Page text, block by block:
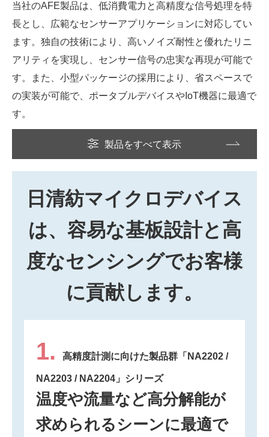
当社のAFE製品は、低消費電力と高精度な信号処理を特
長とし、広範なセンサーアプリケーションに対応してい
ます。独自の技術により、高いノイズ耐性と優れたリニ
アリティを実現し、センサー信号の忠実な再現が可能で
す。また、小型パッケージの採用により、省スペースで
の実装が可能で、ポータブルデバイスやIoT機器に最適で
す。
製品をすべて表示
日清紡マイクロデバイス
は、 容易な基板設計と高
度なセンシングでお客様
に貢献します。
1. 高精度計測に向けた製品群「NA2202 /
NA2203 / NA2204」シリーズ
温度や流量など高分解能が
求められるシーンに最適で